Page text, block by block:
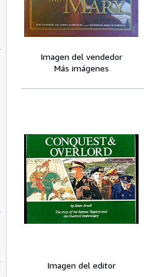
Imagen del vendedor
Más imágenes
Imagen del editor